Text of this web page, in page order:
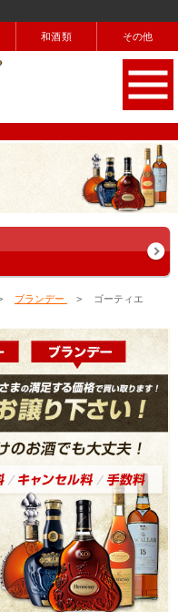
和酒類 その他
ブランデー
ゴーティエ